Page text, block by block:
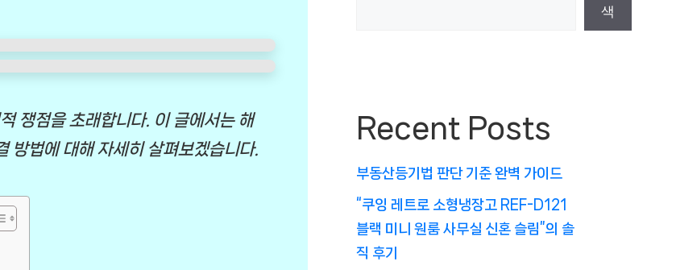
쟁점을 초래합니다. 이 글에서는 해
방법에 대해 자세히 살펴보겠습니다.
색
Recent Posts
부동산등기법 판단 기준 완벽 가이드
“쿠잉 레트로 소형냉장고 REF-D121
블랙 미니 원룸 사무실 신혼 슬림”의 솔
직 후기